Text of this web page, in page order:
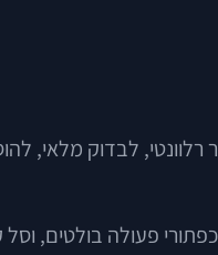
לבדוק מלאי,
פעולה בולטים,